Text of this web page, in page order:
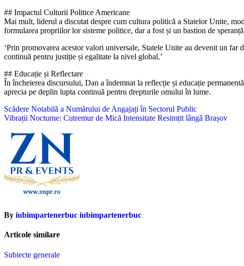
## Impactul Culturii Politice Americane
Mai mult, liderul a discutat despre cum cultura politică a Statelor Unite,
formularea propriilor lor sisteme politice, dar a fost și un bastion de
‘Prin promovarea acestor valori universale, Statele Unite au devenit un
continuă pentru justiție și egalitate la nivel global.’
## Educație și Reflectare
În încheierea discursului, Dan a îndemnat la reflecție și educație
aprecia pe deplin lupta continuă pentru drepturile omului în lume.
Navigare
în
articole
Scădere Notabilă a Numărului de Angajați în Sectorul Public
Vibrații Nocturne: Cutremur de Mică Intensitate Resimțit lângă Brașov
By iubimpartenerbuc iubimpartenerbuc
Articole similare
Subiecte generale